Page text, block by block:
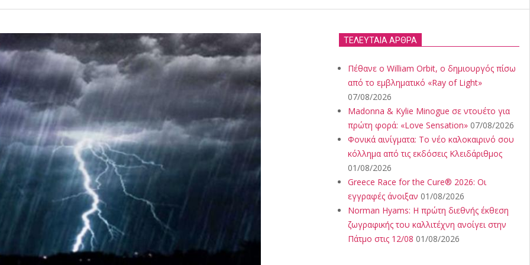
ΤΕΛΕΥΤΑΙΑ ΑΡΘΡΑ
Πέθανε ο William Orbit, ο δημιουργός πίσω
από το εμβληματικό «Ray of Light»
07/08/2026
Madonna & Kylie Minogue σε ντουέτο για
πρώτη φορά: «Love Sensation» 07/08/2026
Φονικά αινίγματα: Το νέο καλοκαιρινό σου
κόλλημα από τις εκδόσεις Κλειδάριθμος
01/08/2026
Greece Race for the Cure® 2026: Οι
εγγραφές άνοιξαν 01/08/2026
Norman Hyams: Η πρώτη διεθνής έκθεση
ζωγραφικής του καλλιτέχνη ανοίγει στην
Πάτμο στις 12/08 01/08/2026